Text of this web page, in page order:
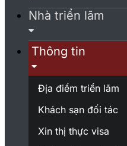
Nhà triển lãm
Thông tin
Địa điểm triển lãm
Khách sạn đối tác
Xin thị thực visa